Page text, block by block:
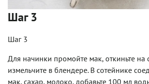
Шаг 3
Шаг 3
Для начинки промойте мак, откиньте на
измельчите в блендере. В сотейнике
мак, сахар, молоко, добавьте 100 мл